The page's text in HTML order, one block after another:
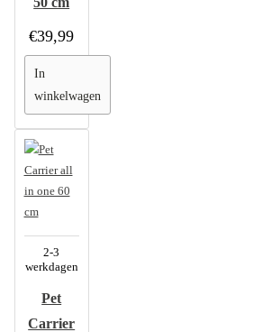
€39,99
In
winkelwagen
2-3
werkdagen
Pet
Carrier